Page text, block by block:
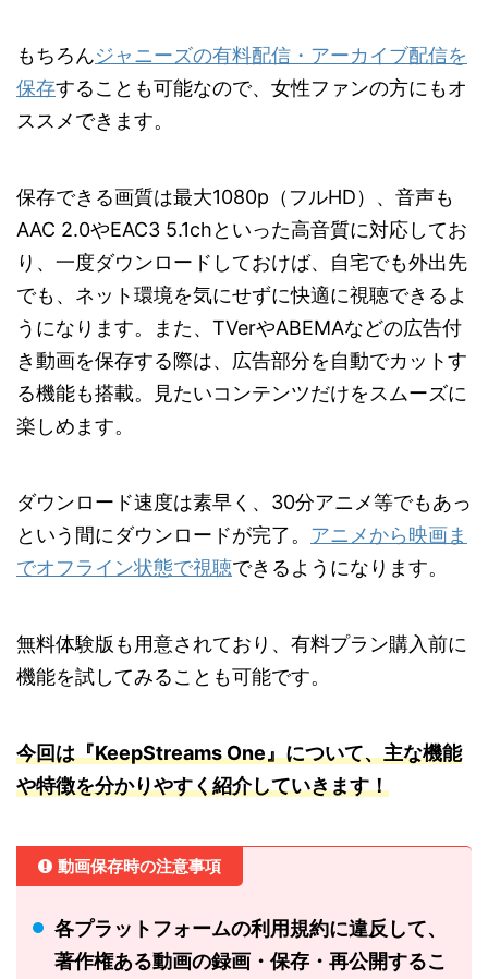
もちろんジャニーズの有料配信・アーカイブ配信を
保存することも可能なので、女性ファンの方にもオ
ススメできます。
保存できる画質は最大1080p（フルHD）、音声も
AAC 2.0やEAC3 5.1chといった高音質に対応してお
り、一度ダウンロードしておけば、自宅でも外出先
でも、ネット環境を気にせずに快適に視聴できるよ
うになります。また、TVerやABEMAなどの広告付
き動画を保存する際は、広告部分を自動でカットす
る機能も搭載。見たいコンテンツだけをスムーズに
楽しめます。
ダウンロード速度は素早く、30分アニメ等でもあっ
という間にダウンロードが完了。 アニメから映画ま
でオフライン状態で視聴できるようになります。
無料体験版も用意されており、有料プラン購入前に
機能を試してみることも可能です。
今回は『KeepStreams One』について、主な機能
や特徴を分かりやすく紹介していきます！
動画保存時の注意事項
各プラットフォームの利用規約に違反して、
著作権ある動画の録画・保存・再公開するこ